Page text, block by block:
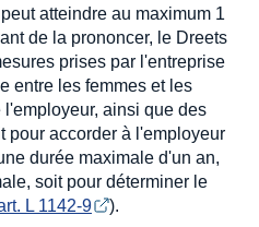
atteindre au maximum 1
de la prononcer, le Dreets
prises par l'entreprise
entre les femmes et les
ainsi que des
pour accorder à l'employeur
durée maximale d'un an,
soit pour déterminer le
L 1142-9 ).